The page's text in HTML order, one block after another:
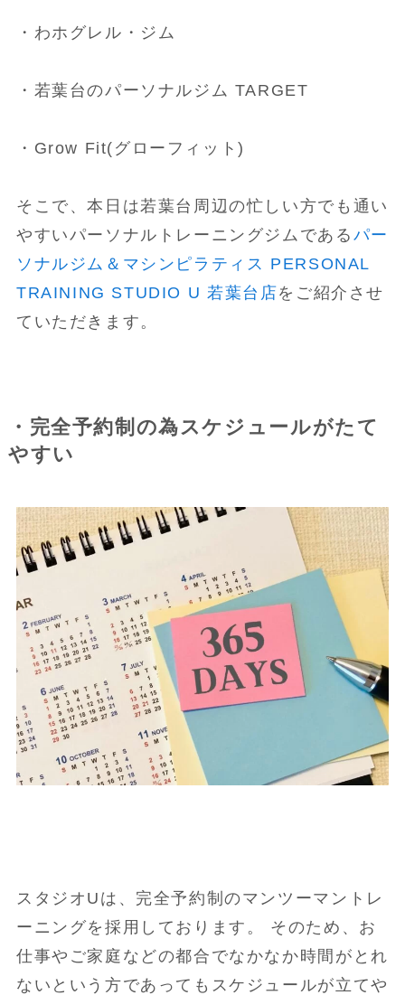
・わホグレル・ジム
・若葉台のパーソナルジム TARGET
・Grow Fit(グローフィット)
そこで、本日は若葉台周辺の忙しい方でも通い
やすいパーソナルトレーニングジムである パー
ソナルジム＆マシンピラティス PERSONAL
TRAINING STUDIO U 若葉台店をご紹介させ
ていただきます。
・完全予約制の為スケジュールがたて
やすい
スタジオUは、完全予約制のマンツーマントレ
ーニングを採用しております。 そのため、お
仕事やご家庭などの都合でなかなか時間がとれ
ないという方であってもスケジュールが立てや